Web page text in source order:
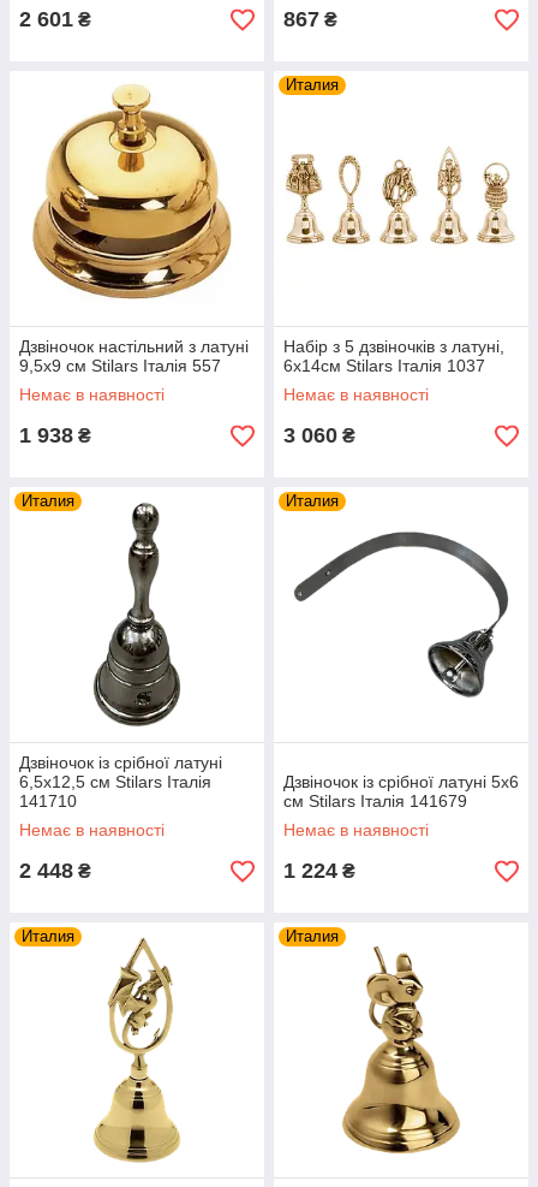
2 601 ₴ 867 ₴
Дзвіночок настільний з латуні
9,5х9 см Stilars Італія 557
Немає в наявності
1 938 ₴
Италия
Набір з 5 дзвіночків з латуні,
6х14см Stilars Італія 1037
Немає в наявності
3 060 ₴
Италия
Дзвіночок із срібної латуні
6,5х12,5 см Stilars Італія
141710
Немає в наявності
2 448 ₴
Италия
Дзвіночок із срібної латуні 5х6
см Stilars Італія 141679
Немає в наявності
1 224 ₴
Италия Италия